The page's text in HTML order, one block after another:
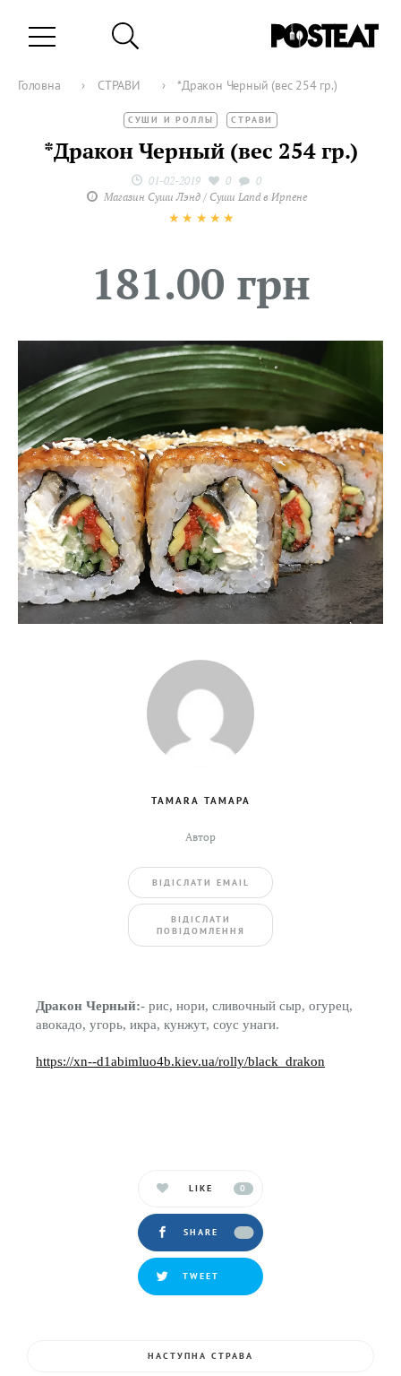
Головна › СТРАВИ › *Дракон Черный (вес 254 гр.)
СУШИ И РОЛЛЫ СТРАВИ
*Дракон Черный (вес 254 гр.)
01-02-2019 0
0
Магазин Суши Лэнд / Суши Land в Ирпене
★
★
★
★
★
181.00 грн
TAMARA ТАМАРА
Автор
ВIДIСЛАТИ EMAIL
BIДIСЛАТИ
ПОВIДОМЛЕННЯ
Дракон Черный:- рис, нори, сливочный сыр, огурец,
авокадо, угорь, икра, кунжут, соус унаги.
https://xn--d1abimluo4b.kiev.ua/rolly/black_drakon
LIKE 0
SHARE
TWEET
НАСТУПНА СТРАВА